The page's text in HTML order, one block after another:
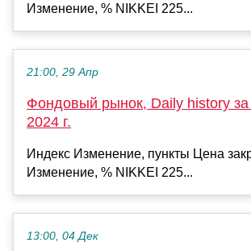
Изменение, % NIKKEI 225...
21:00, 29 Апр
Фондовый рынок, Daily history
2024 г.
Индекс Изменение, пункты Цена
Изменение, % NIKKEI 225...
13:00, 04 Дек